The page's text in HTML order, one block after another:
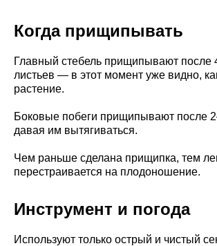
Когда прищипывать
Главный стебель прищипывают после
листьев — в этот момент уже видно,
растение.
Боковые побеги прищипывают после
давая им вытягиваться.
Чем раньше сделана прищипка, тем
перестраивается на плодоношение.
Инструмент и погода
Используют только острый и чистый